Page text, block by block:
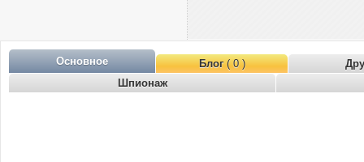
Основное Блог( 0 )
Шпионаж